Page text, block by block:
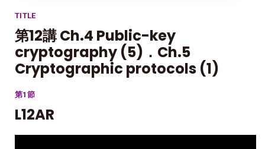
TITLE
第12講 Ch.4 Public-key
cryptography (5)．Ch.5
Cryptographic protocols (1)
第1節
L12AR